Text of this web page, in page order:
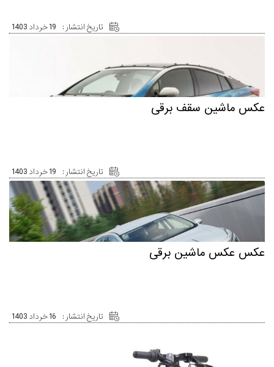
تاریخ انتشار : 19 خرداد 1403
عکس ماشین سقف برقی
تاریخ انتشار : 19 خرداد 1403
عکس عکس ماشین برقی
تاریخ انتشار : 16 خرداد 1403